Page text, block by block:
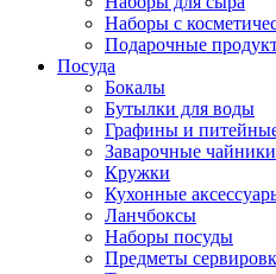
Наборы с
Подарочные
Посуда
Бокалы
Бутылки для воды
Графины и
Заварочные чайники
Кружки
Кухонные
Ланчбоксы
Наборы посуды
Предметы